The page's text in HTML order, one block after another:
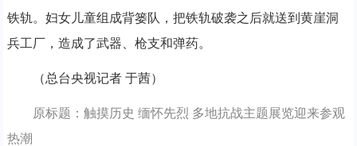
铁轨。妇女儿童组成背篓队，把铁轨破袭之后就送到黄崖洞
兵工厂，造成了武器、枪支和弹药。
（总台央视记者 于茜）
原标题：触摸历史 缅怀先烈 多地抗战主题展览迎来参观
热潮